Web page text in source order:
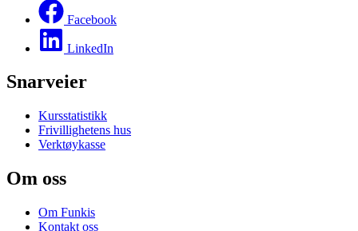
Facebook
LinkedIn
Snarveier
Kursstatistikk
Frivillighetens hus
Verktøykasse
Om oss
Om Funkis
Kontakt oss